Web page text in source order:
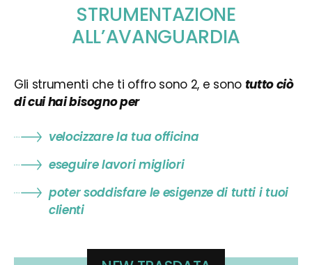
STRUMENTAZIONE
ALL’AVANGUARDIA
Gli strumenti che ti offro sono 2, e sono tutto ciò
di cui hai bisogno per
velocizzare la tua officina
eseguire lavori migliori
poter soddisfare le esigenze di tutti i tuoi
clienti